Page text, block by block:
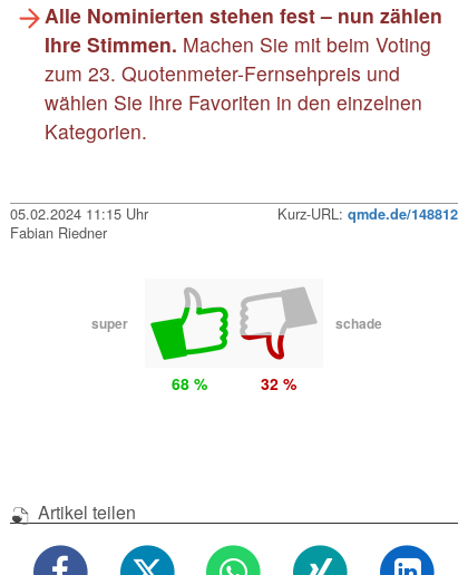
Alle Nominierten stehen fest – nun zählen
Ihre Stimmen. Machen Sie mit beim Voting
zum 23. Quotenmeter-Fernsehpreis und
wählen Sie Ihre Favoriten in den einzelnen
Kategorien.
05.02.2024 11:15 Uhr Kurz-URL: qmde.de/148812
Fabian Riedner
super schade
68 % 32 %
Artikel teilen